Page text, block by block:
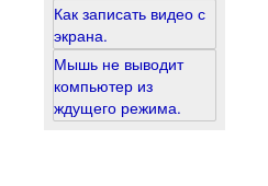
Как записать видео с
экрана.
Мышь не выводит
компьютер из
ждущего режима.